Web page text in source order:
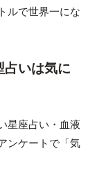
ルで世界一にな
いは気に
星座占い・血液
ンケートで「気